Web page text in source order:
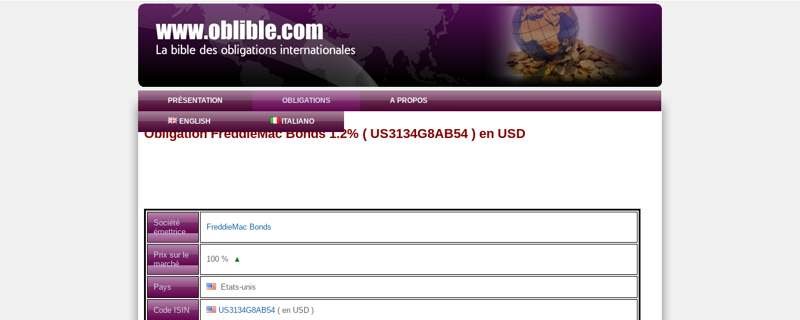
PRÉSENTATION OBLIGATIONS A PROPOS
ENGLISH ITALIANO
Obligation FreddieMac Bonds 1.2% ( US3134G8AB54 ) en USD
Société
émettrice
FreddieMac Bonds
Prix sur le
marché
100% ▲
Pays Etats-unis
Code ISIN US3134G8AB54( en USD )